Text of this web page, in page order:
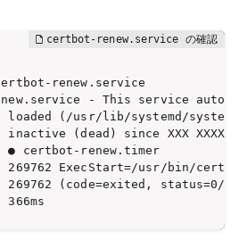
renew.service
- This service
(/usr/lib/systemd/
(dead) since XXX XXXX-XX-
● certbot-renew.timer
ExecStart=/usr/bin/certbot
(code=exited, status=0/